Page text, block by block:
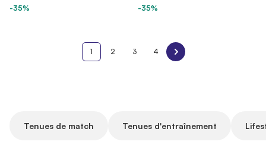
-35%
-35%
1 2 3 4
Tenues de match Tenues d'entraînement